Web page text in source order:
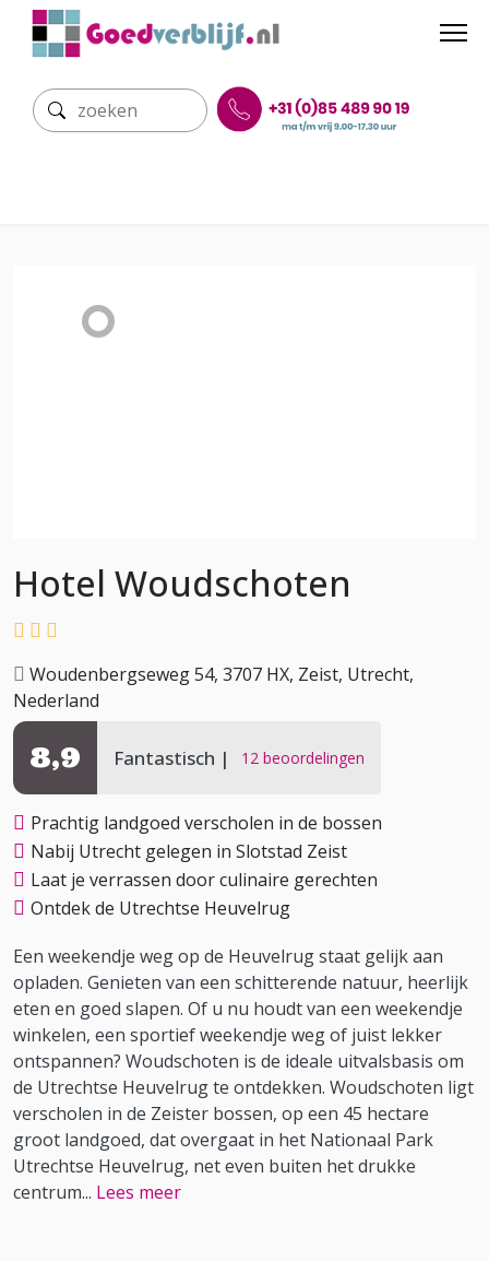
Hotel Woudschoten
Woudenbergseweg 54, 3707 HX, Zeist, Utrecht,
Nederland
Fantastisch 12 beoordelingen
8,9
Prachtig landgoed verscholen in de bossen
Nabij Utrecht gelegen in Slotstad Zeist
Laat je verrassen door culinaire gerechten
Ontdek de Utrechtse Heuvelrug
Een weekendje weg op de Heuvelrug staat gelijk aan
opladen. Genieten van een schitterende natuur, heerlijk
eten en goed slapen. Of u nu houdt van een weekendje
winkelen, een sportief weekendje weg of juist lekker
ontspannen? Woudschoten is de ideale uitvalsbasis om
de Utrechtse Heuvelrug te ontdekken. Woudschoten ligt
verscholen in de Zeister bossen, op een 45 hectare
groot landgoed, dat overgaat in het Nationaal Park
Utrechtse Heuvelrug, net even buiten het drukke
centrum... Lees meer